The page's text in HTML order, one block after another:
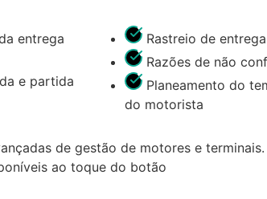
entrega
e partida
Rastreio de
Razões de não
Planeamento do
do motorista
de gestão de motores e
ao toque do botão